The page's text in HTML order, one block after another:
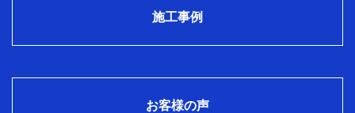
施工事例
お客様の声